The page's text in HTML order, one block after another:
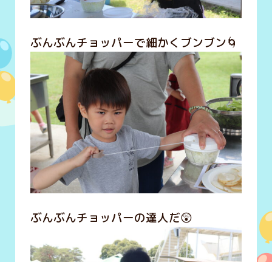
ぶんぶんチョッパーで細かくブンブン🌀
ぶんぶんチョッパーの達人だ😲